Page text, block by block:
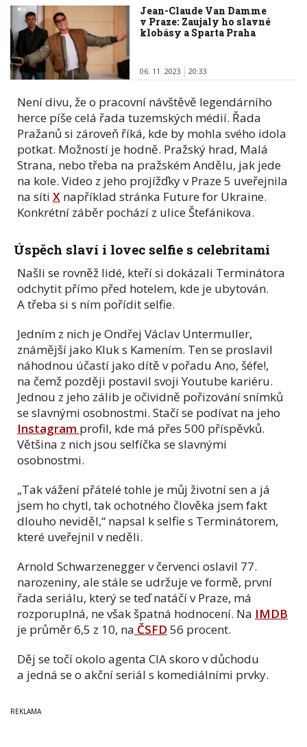
Jean-Claude Van Damme
v Praze: Zaujaly ho slavné
klobásy a Sparta Praha
06. 11. 2023 20:33
Není divu, že o pracovní návštěvě legendárního
herce píše celá řada tuzemských médií. Řada
Pražanů si zároveň říká, kde by mohla svého idola
potkat. Možností je hodně. Pražský hrad, Malá
Strana, nebo třeba na pražském Andělu, jak jede
na kole. Video z jeho projížďky v Praze 5 uveřejnila
na síti X například stránka Future for Ukraine.
Konkrétní záběr pochází z ulice Štefánikova.
Úspěch slaví i lovec selfie s celebritami
Našli se rovněž lidé, kteří si dokázali Terminátora
odchytit přímo před hotelem, kde je ubytován.
A třeba si s ním pořídit selfie.
Jedním z nich je Ondřej Václav Untermuller,
známější jako Kluk s Kamením. Ten se proslavil
náhodnou účastí jako dítě v pořadu Ano, šéfe!,
na čemž později postavil svoji Youtube kariéru.
Jednou z jeho zálib je očividně pořizování snímků
se slavnými osobnostmi. Stačí se podívat na jeho
Instagram profil, kde má přes 500 příspěvků.
Většina z nich jsou selfíčka se slavnými
osobnostmi.
„Tak vážení přátelé tohle je můj životní sen a já
jsem ho chytl, tak ochotného člověka jsem fakt
dlouho neviděl,“ napsal k selfie s Terminátorem,
které uveřejnil v neděli.
Arnold Schwarzenegger v červenci oslavil 77.
narozeniny, ale stále se udržuje ve formě, první
řada seriálu, který se teď natáčí v Praze, má
rozporuplná, ne však špatná hodnocení. Na IMDB
je průměr 6,5 z 10, na ČSFD 56 procent.
Děj se točí okolo agenta CIA skoro v důchodu
a jedná se o akční seriál s komediálními prvky.